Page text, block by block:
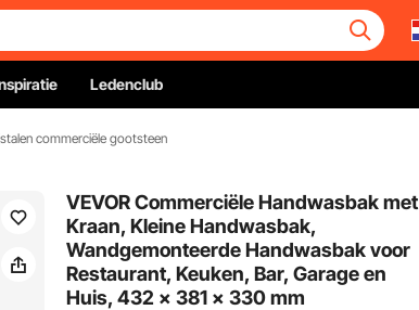
Ledenclub
commerciële gootsteen
VEVOR Commerciële Handwasbak met
Kraan, Kleine Handwasbak,
Wandgemonteerde Handwasbak voor
Restaurant, Keuken, Bar, Garage en
Huis, 432 x 381 x 330 mm